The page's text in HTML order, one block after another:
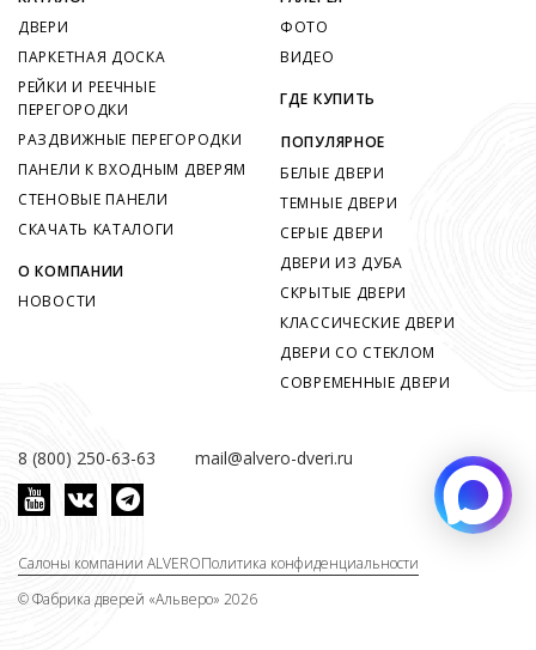
8 (800) 250-63-63 mail@alvero-dveri.ru
ДВЕРИ
ПАРКЕТНАЯ ДОСКА
РЕЙКИ И РЕЕЧНЫЕ
ПЕРЕГОРОДКИ
РАЗДВИЖНЫЕ ПЕРЕГОРОДКИ
ПАНЕЛИ К ВХОДНЫМ ДВЕРЯМ
СТЕНОВЫЕ ПАНЕЛИ
СКАЧАТЬ КАТАЛОГИ
О КОМПАНИИ
НОВОСТИ
ФОТО
ВИДЕО
ГДЕ КУПИТЬ
ПОПУЛЯРНОЕ
БЕЛЫЕ ДВЕРИ
ТЕМНЫЕ ДВЕРИ
СЕРЫЕ ДВЕРИ
ДВЕРИ ИЗ ДУБА
СКРЫТЫЕ ДВЕРИ
КЛАССИЧЕСКИЕ ДВЕРИ
ДВЕРИ СО СТЕКЛОМ
СОВРЕМЕННЫЕ ДВЕРИ
©Фабрика дверей «Альверо» 2026
Салоны компании ALVEROПолитика конфиденциальности